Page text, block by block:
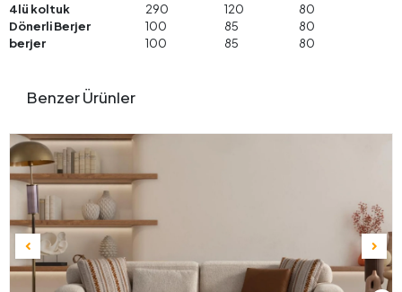
4lü koltuk
290 120
80
Dönerli Berjer
100 85
80
berjer
100 85 80
Benzer Ürünler